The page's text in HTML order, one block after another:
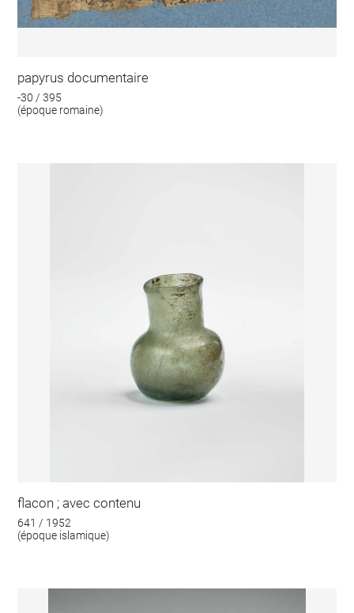
papyrus documentaire
-30 / 395
(époque romaine)
flacon ; avec contenu
641 / 1952
(époque islamique)